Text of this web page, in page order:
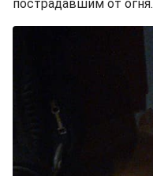
пострадавшим от огня.